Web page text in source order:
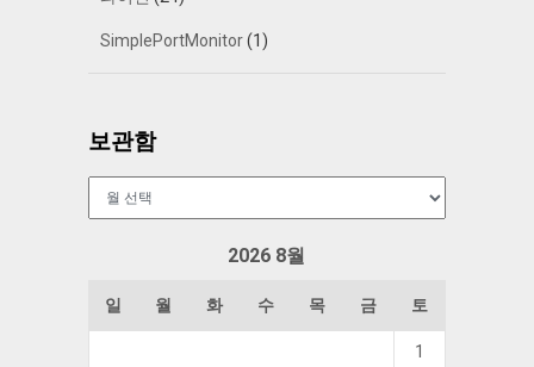
SimplePortMonitor(1)
보관함
2026 8월
일 월 화 수 목 금 토
1